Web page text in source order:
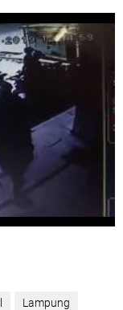
Lampung